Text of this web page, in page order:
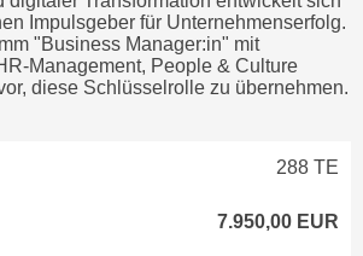
Impulsgeber für Unternehmenserfolg.
"Business Manager:in" mit
Management, People & Culture
diese Schlüsselrolle zu übernehmen.
288 TE
7.950,00 EUR